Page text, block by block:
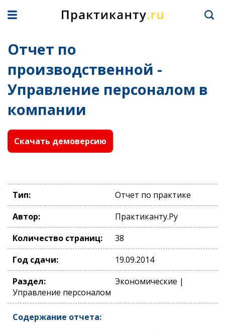
Отчет по
производственной -
Управление персоналом в
компании
Скачать демоверсию
Тип:
Отчет по практике
Автор:
Практиканту.Ру
Количество страниц:
38
Год сдачи:
19.09.2014
Раздел:
Экономические |
Управление персоналом
Содержание отчета: